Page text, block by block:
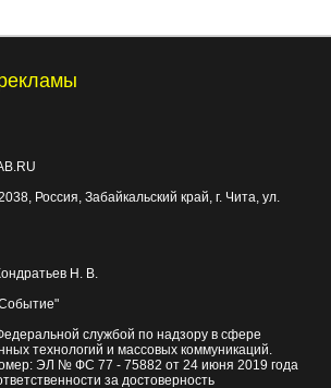
, Россия, Забайкальский край, г. Чита, ул.
Н. В.
службой по надзору в сфере
технологий и массовых коммуникаций.
ЭЛ № ФС 77 - 75882 от 24 июня 2019 года
за достоверность